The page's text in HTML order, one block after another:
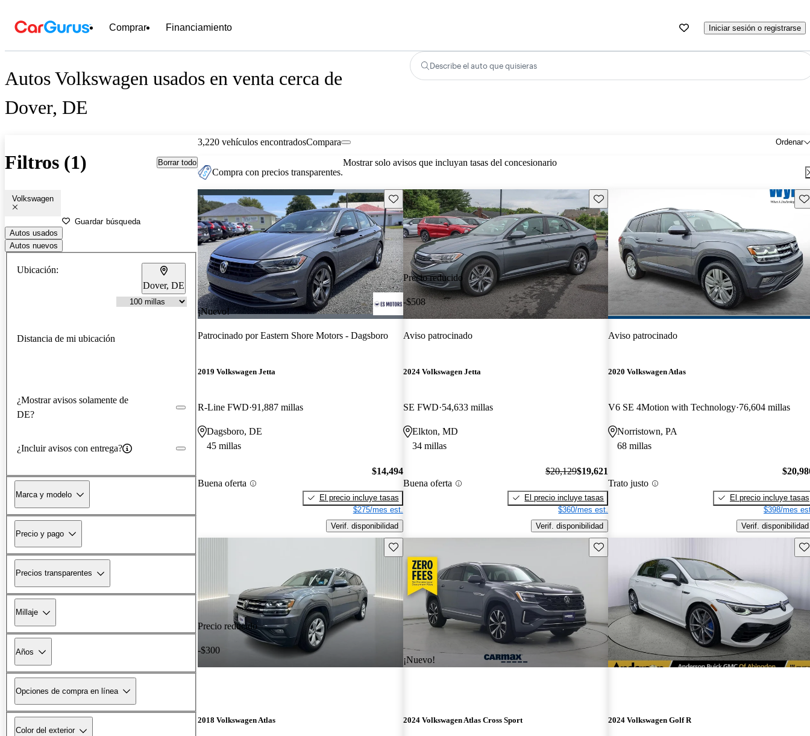
Comprar Financiamiento Iniciar sesión o registrarse
Autos Volkswagen usados en venta cerca de
Dover, DE
Describe el auto que quisieras
Filtros (1) Borrar todo
Volkswagen
Guardar búsqueda
Autos usados
Autos nuevos
Ubicación:
Dover, DE
Distancia de mi ubicación
¿Mostrar avisos solamente de
DE?
¿Incluir avisos con entrega?
Marca y modelo
Precio y pago
Precios transparentes
Millaje
Años
Opciones de compra en línea
Color del exterior
3,220 vehículos encontrados Ordenar
Compara
Compra con precios transparentes.
Mostrar solo avisos que incluyan tasas del concesionario
¡Nuevo!
Guarda este Aviso
Patrocinado porEastern Shore Motors - Dagsboro
2019 Volkswagen Jetta
R-Line FWD 91,887 millas
Dagsboro, DE
45 millas
Buena oferta
$14,494
El precio incluye tasas
$275/mes est.
Verif. disponibilidad
Precio reducido
-$508
Guarda este Aviso
Aviso patrocinado
2024 Volkswagen Jetta
SE FWD 54,633 millas
Elkton, MD
34 millas
Buena oferta
$20,129$19,621
El precio incluye tasas
$360/mes est.
Verif. disponibilidad
Aviso patrocinado
2020 Volkswagen Atlas
V6 SE 4Motion with Technology 76,604 millas
Norristown, PA
68 millas
Trato justo
El precio incluye tasas
$398/mes
Verif. disponibilidad
Precio reducido
-$300
Guarda este Aviso
2018 Volkswagen Atlas
¡Nuevo!
Guarda este Aviso
2024 Volkswagen Atlas Cross Sport 2024 Volkswagen Golf R